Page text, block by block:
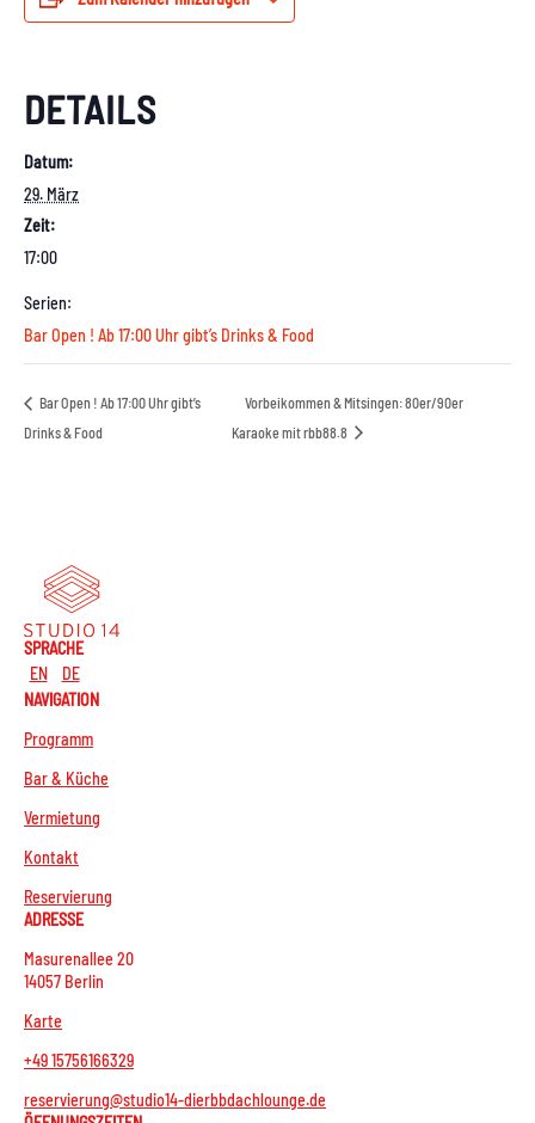
DETAILS
Datum:
29. März
Zeit:
17:00
Serien:
Bar Open ! Ab 17:00 Uhr gibt’s Drinks & Food
Bar Open ! Ab 17:00 Uhr gibt’s
Drinks & Food
Vorbeikommen & Mitsingen: 80er/90er
Karaoke mit rbb88.8
SPRACHE
EN
DE
NAVIGATION
Programm
Bar & Küche
Vermietung
Kontakt
Reservierung
ADRESSE
Masurenallee 20
14057 Berlin
Karte
+49 15756166329
reservierung@studio14-dierbbdachlounge.de